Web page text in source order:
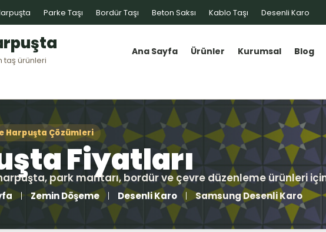
Parke Taşı Bordür Taşı Beton Saksı Kablo Taşı Desenli Karo
taş ürünleri
Ana Sayfa Ürünler Kurumsal Blog
Zemin Döşeme Desenli Karo Samsung Desenli Karo